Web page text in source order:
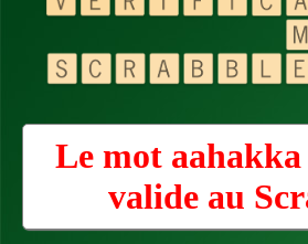
Le mot aahakka
valide au